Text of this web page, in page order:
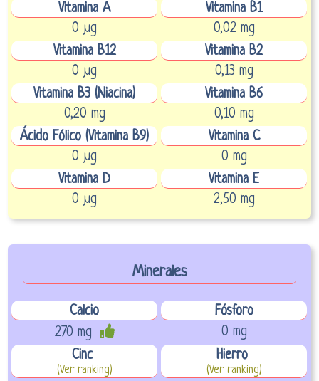
Vitamina A
Vitamina B1
0 µg
0,02 mg
Vitamina B12
Vitamina B2
0 µg
0,13 mg
Vitamina B3 (Niacina)
Vitamina B6
0,20 mg
0,10 mg
Ácido Fólico (Vitamina B9)
Vitamina C
0 µg
0 mg
Vitamina D
Vitamina E
0 µg
2,50 mg
Minerales
Calcio
Fósforo
270 mg
0 mg
Cinc
(Ver ranking)
Hierro
(Ver ranking)